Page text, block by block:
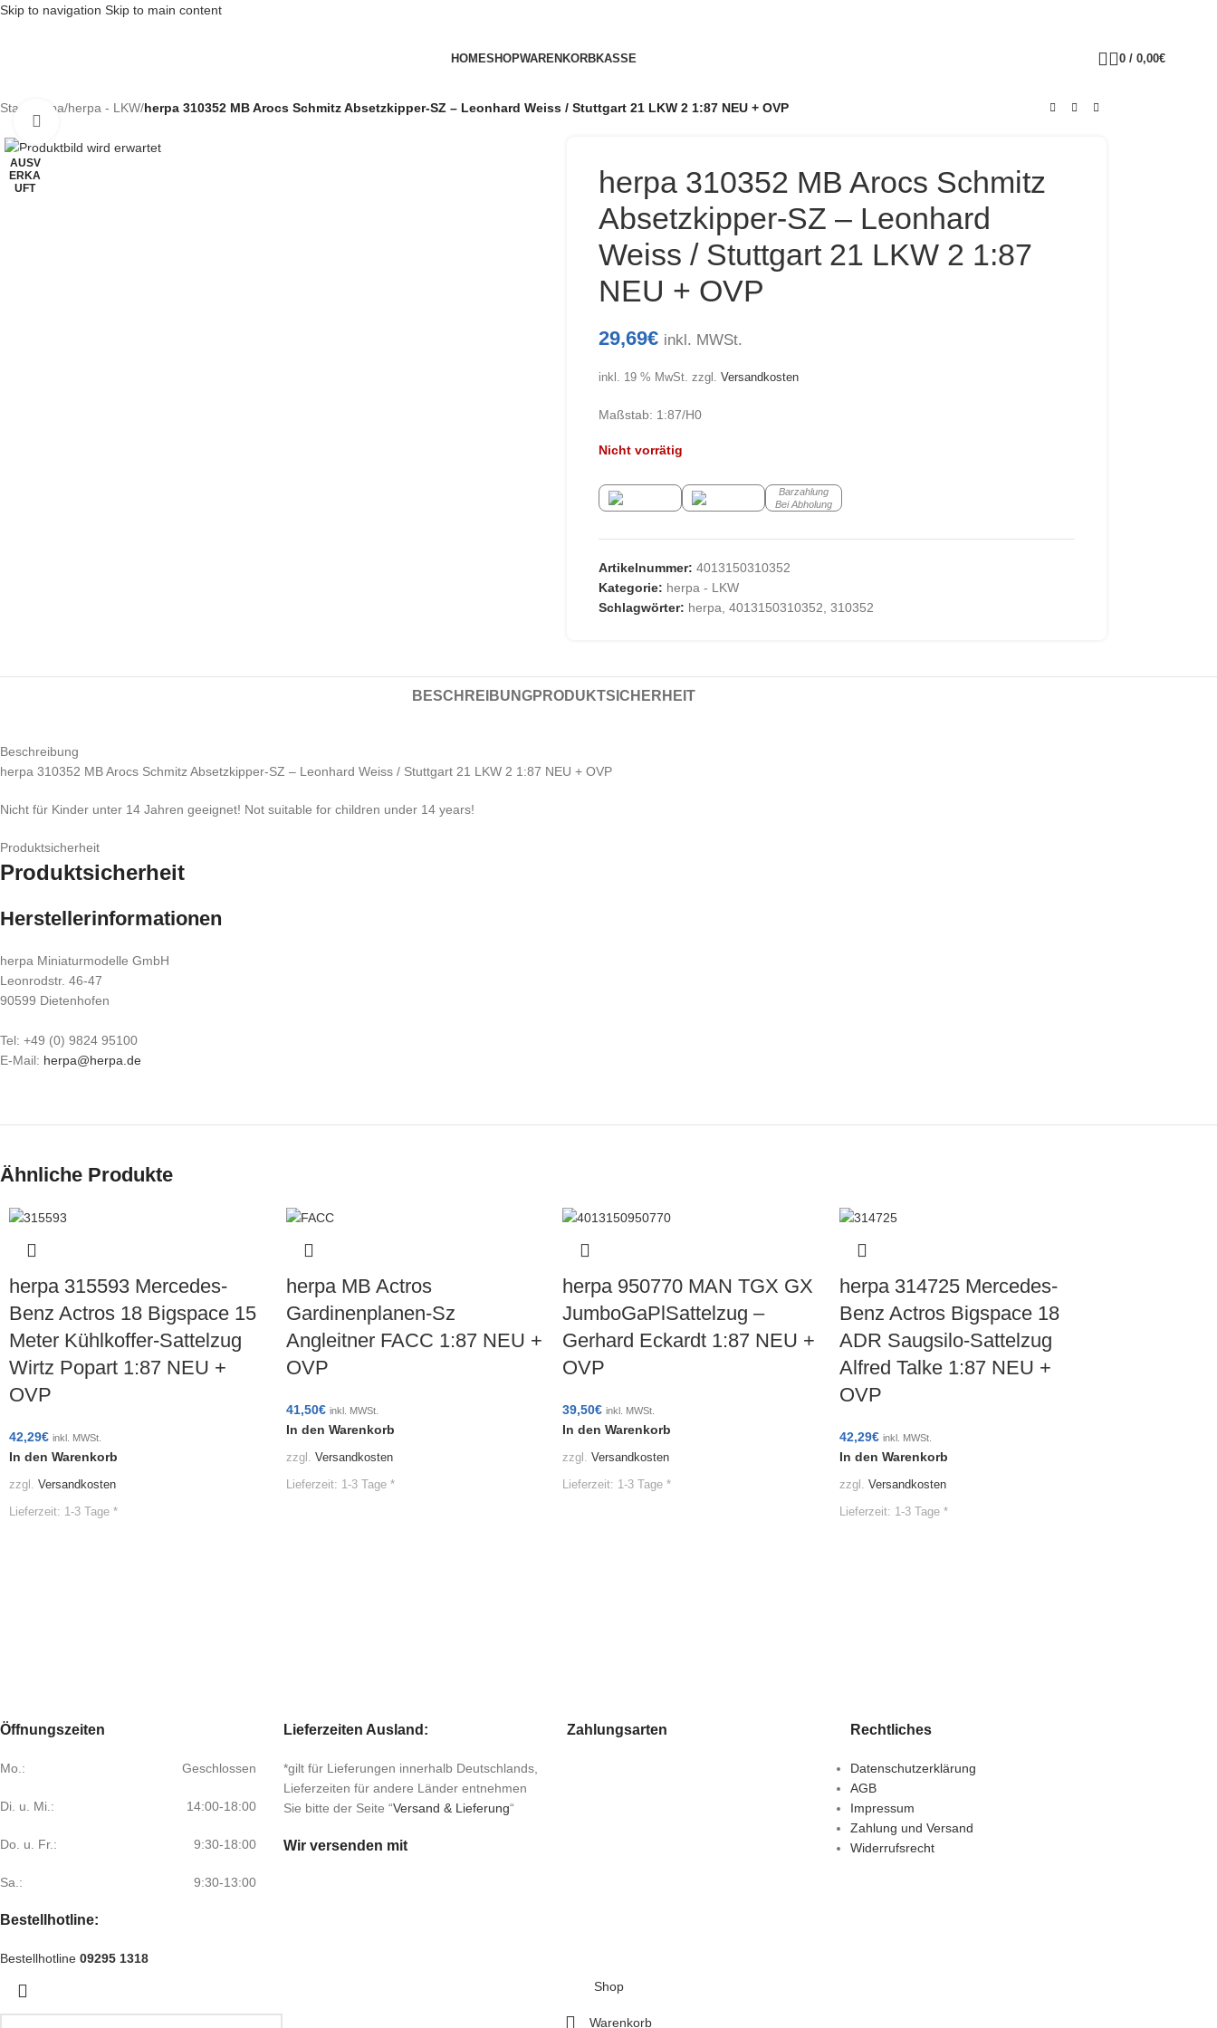
Skip to navigation Skip to main content
HOMESHOPWARENKORBKASSE 0 / 0,00€
Start herpa/herpa - LKW/herpa 310352 MB Arocs Schmitz Absetzkipper-SZ – Leonhard Weiss / Stuttgart 21 LKW 2 1:87 NEU + OVP
AUSV
ERKA
UFT
herpa 310352 MB Arocs Schmitz
Absetzkipper-SZ – Leonhard
Weiss / Stuttgart 21 LKW 2 1:87
NEU + OVP
29,69€ inkl. MWSt.
inkl. 19 % MwSt. zzgl. Versandkosten
Maßstab: 1:87/H0
Nicht vorrätig
Barzahlung
Bei Abholung
Artikelnummer: 4013150310352
Kategorie: herpa - LKW
Schlagwörter: herpa 4013150310352 310352
BESCHREIBUNGPRODUKTSICHERHEIT
Beschreibung
herpa 310352 MB Arocs Schmitz Absetzkipper-SZ – Leonhard Weiss / Stuttgart 21 LKW 2 1:87 NEU + OVP
Nicht für Kinder unter 14 Jahren geeignet! Not suitable for children under 14 years!
Produktsicherheit
Produktsicherheit
Herstellerinformationen
herpa Miniaturmodelle GmbH
Leonrodstr. 46-47
90599 Dietenhofen
Tel: +49 (0) 9824 95100
E-Mail: herpa@herpa.de
Ähnliche Produkte
herpa 315593 Mercedes-
Benz Actros 18 Bigspace 15
Meter Kühlkoffer-Sattelzug
Wirtz Popart 1:87 NEU +
OVP
42,29€ inkl. MWSt.
In den Warenkorb
zzgl. Versandkosten
Lieferzeit: 1-3 Tage *
herpa MB Actros
Gardinenplanen-Sz
Angleitner FACC 1:87 NEU +
OVP
41,50€ inkl. MWSt.
In den Warenkorb
zzgl. Versandkosten
Lieferzeit: 1-3 Tage *
herpa 950770 MAN TGX GX
JumboGaPlSattelzug –
Gerhard Eckardt 1:87 NEU +
OVP
39,50€ inkl. MWSt.
In den Warenkorb
zzgl. Versandkosten
Lieferzeit: 1-3 Tage *
herpa 314725 Mercedes-
Benz Actros Bigspace 18
ADR Saugsilo-Sattelzug
Alfred Talke 1:87 NEU +
OVP
42,29€ inkl. MWSt.
In den Warenkorb
zzgl. Versandkosten
Lieferzeit: 1-3 Tage *
Öffnungszeiten
Mo.: Geschlossen
Di. u. Mi.: 14:00-18:00
Do. u. Fr.: 9:30-18:00
Sa.: 9:30-13:00
Bestellhotline:
Bestellhotline 09295 1318
Lieferzeiten Ausland:
*gilt für Lieferungen innerhalb Deutschlands,
Lieferzeiten für andere Länder entnehmen
Sie bitte der Seite “Versand & Lieferung“
Wir versenden mit
Zahlungsarten Rechtliches
Datenschutzerklärung
AGB
Impressum
Zahlung und Versand
Widerrufsrecht
Shop
Warenkorb